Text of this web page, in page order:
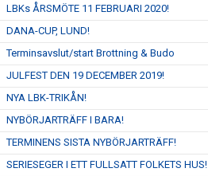
LBKs ÅRSMÖTE 11 FEBRUARI 2020!
DANA-CUP, LUND!
Terminsavslut/start Brottning & Budo
JULFEST DEN 19 DECEMBER 2019!
NYA LBK-TRIKÅN!
NYBÖRJARTRÄFF I BARA!
TERMINENS SISTA NYBÖRJARTRÄFF!
SERIESEGER I ETT FULLSATT FOLKETS HUS!